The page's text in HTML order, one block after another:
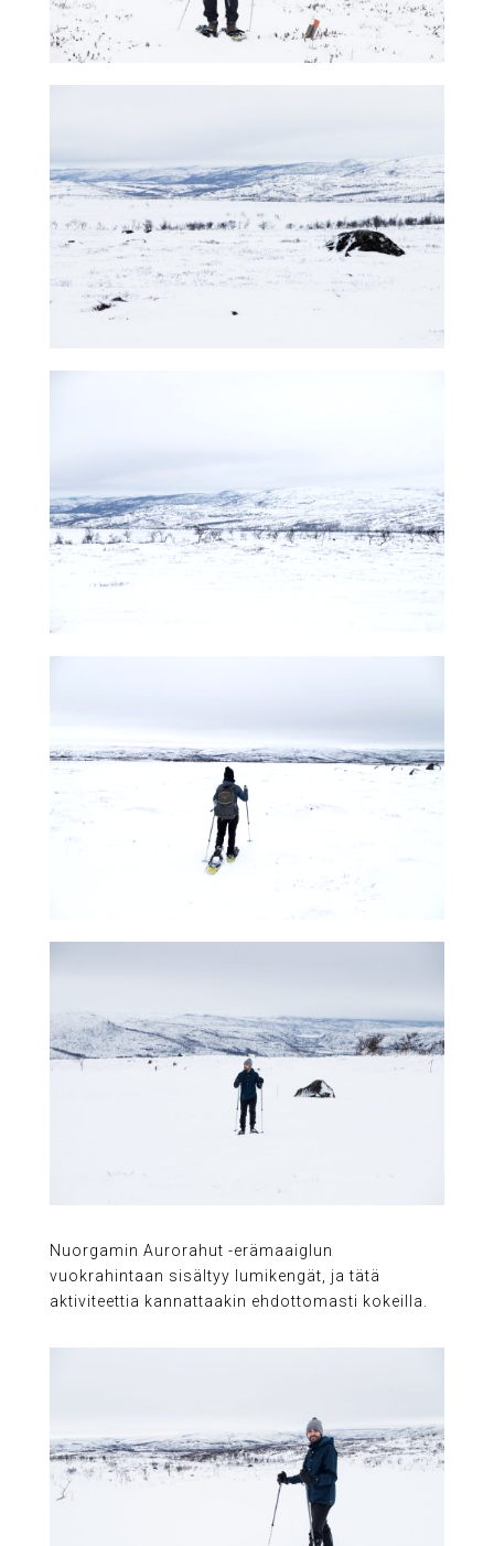
Nuorgamin Aurorahut -erämaaiglun
vuokrahintaan sisältyy lumikengät, ja tätä
aktiviteettia kannattaakin ehdottomasti kokeilla.